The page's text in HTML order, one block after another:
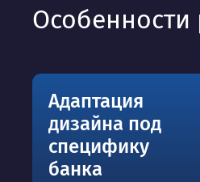
Особенности
Адаптация
дизайна под
специфику
банка